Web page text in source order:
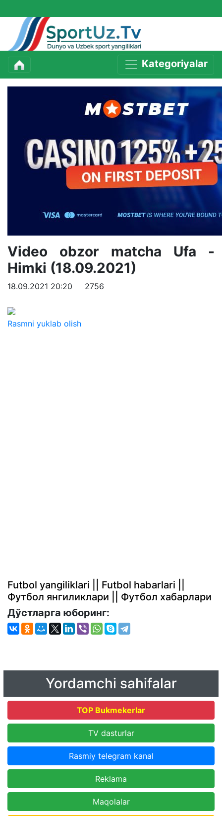
Kategoriyalar
Video obzor matcha Ufa -
Himki (18.09.2021)
18.09.2021 20:20 2756
Rasmni yuklab olish
Futbol yangiliklari || Futbol habarlari ||
Футбол янгиликлари || Футбол хабарлари
Дўстларга юборинг:
Yordamchi sahifalar
TOP Bukmekerlar
TV dasturlar
Rasmiy telegram kanal
Reklama
Maqolalar